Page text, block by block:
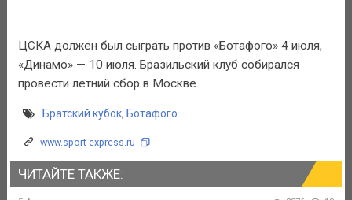
ЦСКА должен был сыграть против «Ботафого» 4 июля,
«Динамо» — 10 июля. Бразильский клуб собирался
провести летний сбор в Москве.
Братский кубок, Ботафого
www.sport-express.ru
ЧИТАЙТЕ ТАКЖЕ: